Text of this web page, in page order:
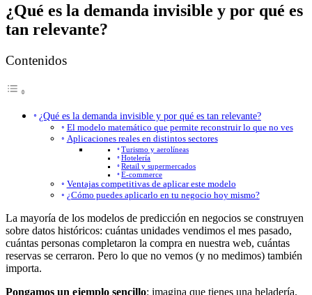
¿Qué es la demanda invisible y por qué es
tan relevante?
Contenidos
¿Qué es la demanda invisible y por qué es tan relevante?
El modelo matemático que permite reconstruir lo que no ves
Aplicaciones reales en distintos sectores
Turismo y aerolíneas
Hotelería
Retail y supermercados
E-commerce
Ventajas competitivas de aplicar este modelo
¿Cómo puedes aplicarlo en tu negocio hoy mismo?
La mayoría de los modelos de predicción en negocios se construyen
sobre datos históricos: cuántas unidades vendimos el mes pasado,
cuántas personas completaron la compra en nuestra web, cuántas
reservas se cerraron. Pero lo que no vemos (y no medimos) también
importa.
Pongamos un ejemplo sencillo: imagina que tienes una heladería.